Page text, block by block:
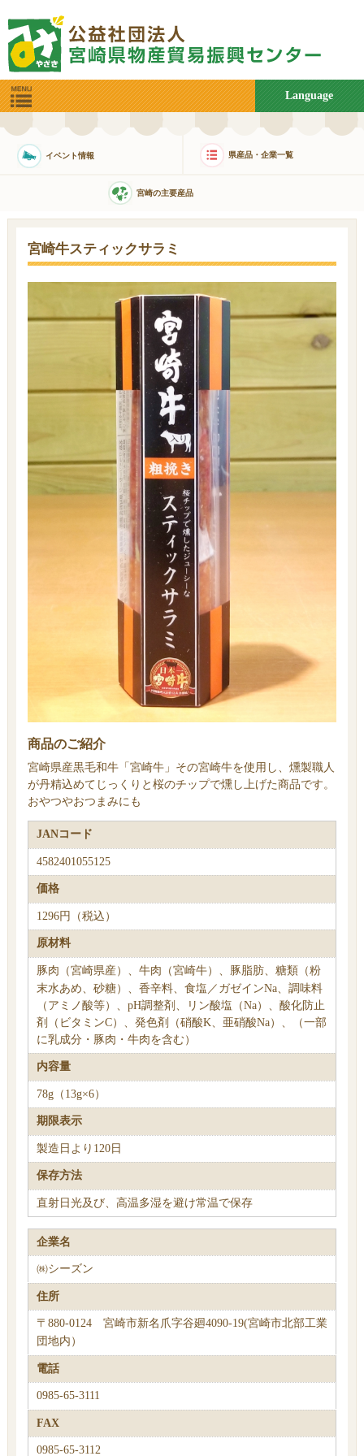
Language
イベント情報 県産品・企業一覧
宮崎の主要産品
宮崎牛スティックサラミ
商品のご紹介
宮崎県産黒毛和牛「宮崎牛」その宮崎牛を使用し、燻製職人
が丹精込めてじっくりと桜のチップで燻し上げた商品です。
おやつやおつまみにも
JANコード
4582401055125
価格
1296円（税込）
原材料
豚肉（宮崎県産）、牛肉（宮崎牛）、豚脂肪、糖類（粉
末水あめ、砂糖）、香辛料、食塩／ガゼインNa、調味料
（アミノ酸等）、pH調整剤、リン酸塩（Na）、酸化防止
剤（ビタミンC）、発色剤（硝酸K、亜硝酸Na）、（一部
に乳成分・豚肉・牛肉を含む）
内容量
78g（13g×6）
期限表示
製造日より120日
保存方法
直射日光及び、高温多湿を避け常温で保存
企業名
㈱シーズン
住所
〒880-0124 宮崎市新名爪字谷廻4090-19(宮崎市北部工業
団地内）
電話
0985-65-3111
FAX
0985-65-3112